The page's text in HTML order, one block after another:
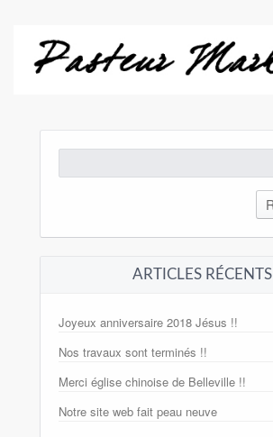
ARTICLES RÉCENTS
Joyeux anniversaire 2018 Jésus !!
Nos travaux sont terminés !!
Merci église chinoise de Belleville !!
Notre site web fait peau neuve